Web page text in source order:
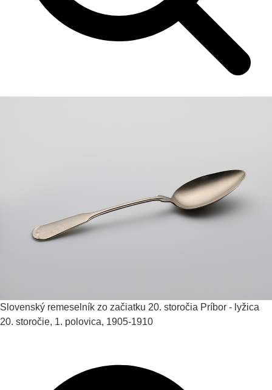
Slovenský remeselník zo začiatku 20. storočia Príbor - lyžica
20. storočie, 1. polovica, 1905-1910